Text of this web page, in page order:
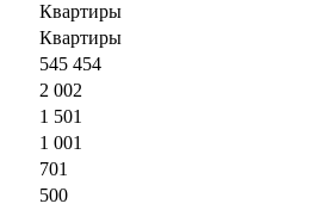
Квартиры
Квартиры
545 454
2 002
1 501
1 001
701
500